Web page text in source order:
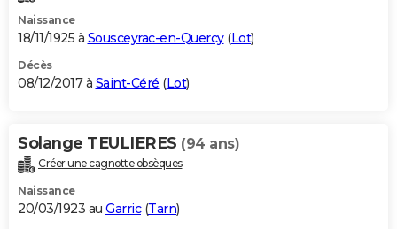
Naissance
18/11/1925 à Sousceyrac-en-Quercy(Lot)
Décès
08/12/2017 à Saint-Céré (Lot)
Solange TEULIERES (94 ans)
Créer une cagnotte obsèques
Naissance
20/03/1923 au Garric(Tarn)